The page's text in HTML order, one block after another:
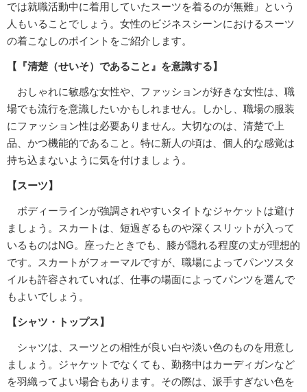
では就職活動中に着用していたスーツを着るのが無難」という
人もいることでしょう。女性のビジネスシーンにおけるスーツ
の着こなしのポイントをご紹介します。
【『清楚（せいそ）であること』を意識する】
おしゃれに敏感な女性や、ファッションが好きな女性は、職
場でも流行を意識したいかもしれません。しかし、職場の服装
にファッション性は必要ありません。大切なのは、清楚で上
品、かつ機能的であること。特に新人の頃は、個人的な感覚は
持ち込まないように気を付けましょう。
【スーツ】
ボディーラインが強調されやすいタイトなジャケットは避け
ましょう。スカートは、短過ぎるものや深くスリットが入って
いるものはNG。座ったときでも、膝が隠れる程度の丈が理想的
です。スカートがフォーマルですが、職場によってパンツスタ
イルも許容されていれば、仕事の場面によってパンツを選んで
もよいでしょう。
【シャツ・トップス】
シャツは、スーツとの相性が良い白や淡い色のものを用意し
ましょう。ジャケットでなくても、勤務中はカーディガンなど
を羽織ってよい場合もあります。その際は、派手すぎない色を